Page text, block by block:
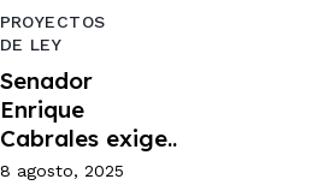
PROYECTOS
DE LEY
Senador
Enrique
Cabrales exige..
8 agosto, 2025